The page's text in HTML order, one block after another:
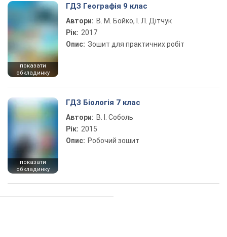
показати
обкладинку
ГДЗ Географія 9 клас
Автори: В. М. Бойко, І. Л. Дітчук
Рік: 2017
Опис: Зошит для практичних робіт
показати
обкладинку
ГДЗ Біологія 7 клас
Автори: В. І. Соболь
Рік: 2015
Опис: Робочий зошит